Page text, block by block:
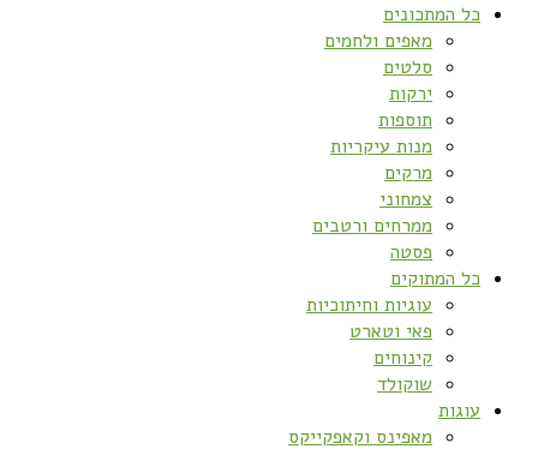
כל המתכונים
מאפים ולחמים
סלטים
ירקות
תוספות
מנות עיקריות
מרקים
צמחוני
ממרחים ורטבים
פסטה
כל המתוקים
עוגיות וחיתוכיות
פאי וטארט
קינוחים
שוקולד
עוגות
מאפינס וקאפקייקס